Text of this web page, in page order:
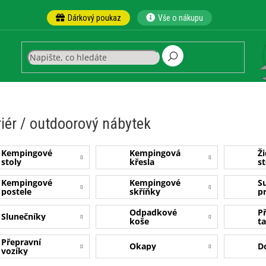
Dárkový poukaz Vše o nákupu
/ outdoorový nábytek
Kempingové
stoly
Kempingová
křesla
Kempingové
postele
Kempingové
skříňky
Slunečníky Odpadkové
koše
Přepravní
vozíky Okapy